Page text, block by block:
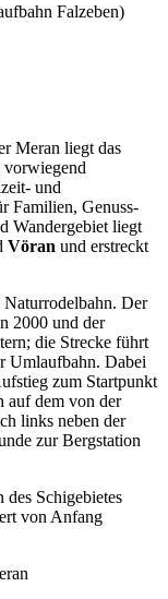
Falzeben)
Meran liegt das
vorwiegend
und
Familien, Genuss-
Wandergebiet liegt
Vöran und erstreckt
Der
2000 und der
die Strecke führt
Umlaufbahn. Dabei
zum Startpunkt
auf dem von der
links neben der
zur Bergstation
Schigebietes
von Anfang